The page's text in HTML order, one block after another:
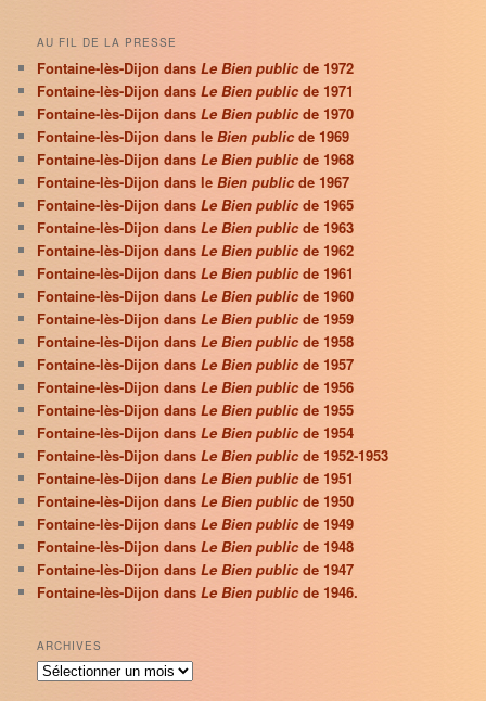
AU FIL DE LA PRESSE
Fontaine-lès-Dijon dansLe Bien public de 1972
Fontaine-lès-Dijon dansLe Bien publicde 1971
Fontaine-lès-Dijon dansLe Bien publicde 1970
Fontaine-lès-Dijon dans leBien publicde 1969
Fontaine-lès-Dijon dansLe Bien publicde 1968
Fontaine-lès-Dijon dans leBien publicde 1967
Fontaine-lès-Dijon dansLe Bien public de 1965
Fontaine-lès-Dijon dansLe Bien publicde 1963
Fontaine-lès-Dijon dansLe Bien publicde 1962
Fontaine-lès-Dijon dansLe Bien public de 1961
Fontaine-lès-Dijon dansLe Bien publicde 1960
Fontaine-lès-Dijon dansLe Bien publicde 1959
Fontaine-lès-Dijon dansLe Bien public de 1958
Fontaine-lès-Dijon dansLe Bien publicde 1957
Fontaine-lès-Dijon dansLe Bien publicde 1956
Fontaine-lès-Dijon dansLe Bien public de 1955
Fontaine-lès-Dijon dansLe Bien publicde 1954
Fontaine-lès-Dijon dansLe Bien publicde 1952-1953
Fontaine-lès-Dijon dansLe Bien public de 1951
Fontaine-lès-Dijon dansLe Bien publicde 1950
Fontaine-lès-Dijon dansLe Bien publicde 1949
Fontaine-lès-Dijon dansLe Bien public de 1948
Fontaine-lès-Dijon dansLe Bien publicde 1947
Fontaine-lès-Dijon dansLe Bien publicde 1946.
ARCHIVES
Archives